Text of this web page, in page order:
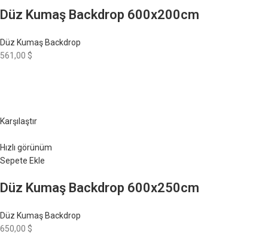
Düz Kumaş Backdrop 600x200cm
Düz Kumaş Backdrop
561,00 $
Karşılaştır
Hızlı görünüm
Sepete Ekle
Düz Kumaş Backdrop 600x250cm
Düz Kumaş Backdrop
650,00 $